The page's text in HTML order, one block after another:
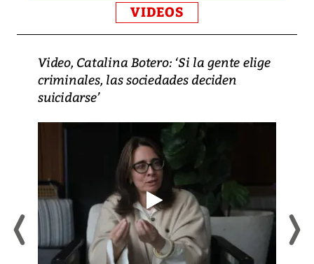
VIDEOS
Video, Catalina Botero: ‘Si la gente elige
criminales, las sociedades deciden
suicidarse’